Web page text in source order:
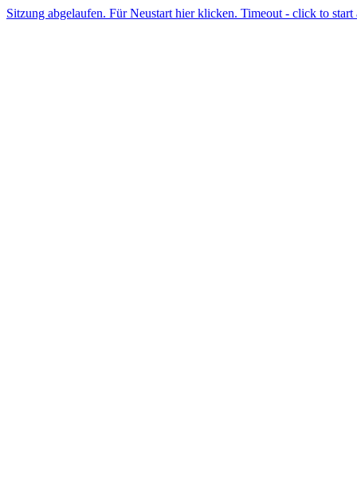
Sitzung abgelaufen. Für Neustart hier klicken. Timeout - click to start